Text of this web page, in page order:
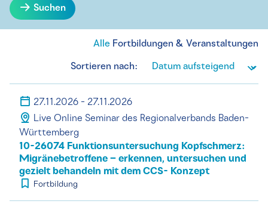
Suchen
Alle Fortbildungen & Veranstaltungen
Sortieren nach:
27.11.2026 - 27.11.2026
Live Online Seminar des Regionalverbands Baden-
Württemberg
10-26074 Funktionsuntersuchung Kopfschmerz:
Migränebetroffene – erkennen, untersuchen und
gezielt behandeln mit dem CCS- Konzept
Fortbildung